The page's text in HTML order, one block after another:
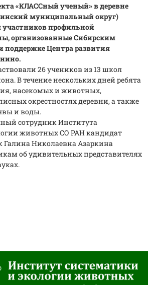
«КЛАССный ученый» в деревне
муниципальный округ)
профильной
организованные Сибирским
поддержке Центра развития
26 учеников из 13 школ
В течение нескольких дней ребята
насекомых и животных,
окрестностях деревни, а также
и воды.
сотрудник Института
животных СО РАН кандидат
Галина Николаевна Азаркина
об удивительных представителях